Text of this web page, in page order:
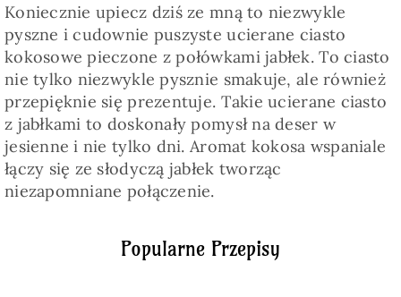
Popularne Przepisy
Koniecznie upiecz dziś ze mną to niezwykle
pyszne i cudownie puszyste ucierane ciasto
kokosowe pieczone z połówkami jabłek. To ciasto
nie tylko niezwykle pysznie smakuje, ale również
przepięknie się prezentuje. Takie ucierane ciasto
z jabłkami to doskonały pomysł na deser w
jesienne i nie tylko dni. Aromat kokosa wspaniale
łączy się ze słodyczą jabłek tworząc
niezapomniane połączenie.